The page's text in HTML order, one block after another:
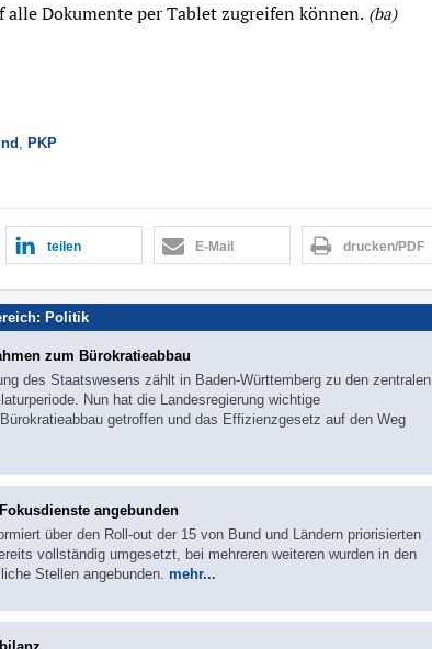
alle Dokumente per Tablet zugreifen können. (ba)
, PKP
teilen E-Mail drucken/PDF
Politik
zum Bürokratieabbau
des Staatswesens zählt in Baden-Württemberg zu den zentralen
Nun hat die Landesregierung wichtige
getroffen und das Effizienzgesetz auf den Weg
angebunden
über den Roll-out der 15 von Bund und Ländern priorisierten
vollständig umgesetzt, bei mehreren weiteren wurden in den
Stellen angebunden. mehr...